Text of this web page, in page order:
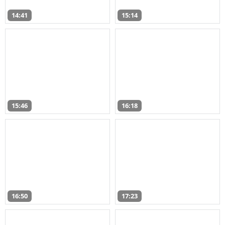
14:41 15:14
15:46 16:18
16:50 17:23